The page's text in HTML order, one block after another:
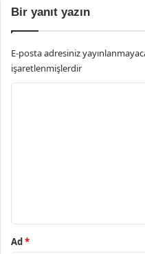
Bir yanıt yazın
E-posta adresiniz
işaretlenmişlerdir
Ad *